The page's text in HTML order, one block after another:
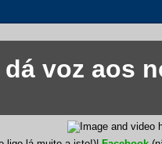
dá voz aos